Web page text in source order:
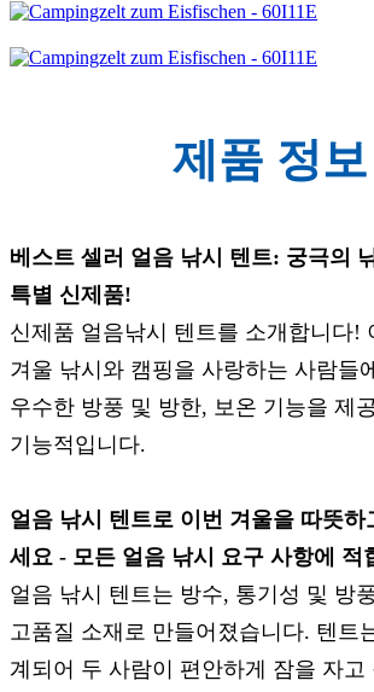
제품 정보
베스트 셀러 얼음 낚시 텐트: 궁극의
특별 신제품!
신제품 얼음낚시 텐트를 소개합니다!
겨울 낚시와 캠핑을 사랑하는 사람들
우수한 방풍 및 방한, 보온 기능을 제
기능적입니다.
얼음 낚시 텐트로 이번 겨울을 따뜻하
세요 - 모든 얼음 낚시 요구 사항에 적
얼음 낚시 텐트는 방수, 통기성 및 방
고품질 소재로 만들어졌습니다. 텐트
계되어 두 사람이 편안하게 잠을 자고